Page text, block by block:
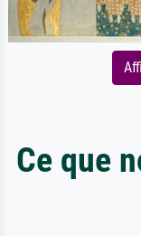
Ce que